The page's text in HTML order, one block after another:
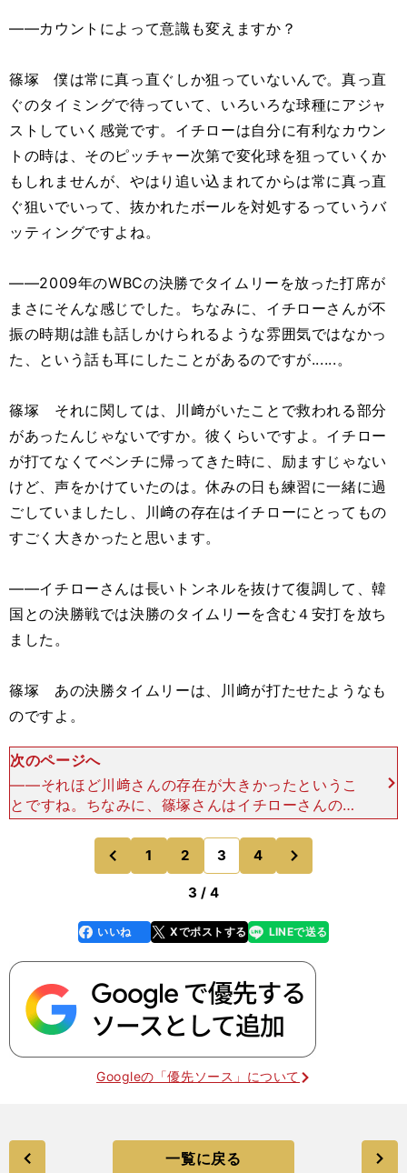
――カウントによって意識も変えますか？
篠塚 僕は常に真っ直ぐしか狙っていないんで。真っ直
ぐのタイミングで待っていて、いろいろな球種にアジャ
ストしていく感覚です。イチローは自分に有利なカウン
トの時は、そのピッチャー次第で変化球を狙っていくか
もしれませんが、やはり追い込まれてからは常に真っ直
ぐ狙いでいって、抜かれたボールを対処するっていうバ
ッティングですよね。
――2009年のWBCの決勝でタイムリーを放った打席が
まさにそんな感じでした。ちなみに、イチローさんが不
振の時期は誰も話しかけられるような雰囲気ではなかっ
た、という話も耳にしたことがあるのですが......。
篠塚 それに関しては、川﨑がいたことで救われる部分
があったんじゃないですか。彼くらいですよ。イチロー
が打てなくてベンチに帰ってきた時に、励ますじゃない
けど、声をかけていたのは。休みの日も練習に一緒に過
ごしていましたし、川﨑の存在はイチローにとってもの
すごく大きかったと思います。
――イチローさんは長いトンネルを抜けて復調して、韓
国との決勝戦では決勝のタイムリーを含む４安打を放ち
ました。
篠塚 あの決勝タイムリーは、川﨑が打たせたようなも
のですよ。
次のページへ
――それほど川﨑さんの存在が大きかったというこ
とですね。ちなみに、篠塚さんはイチローさんのあ
の打席をベンチからどう見ていましたか？篠塚 不
振の時はボール球を空振りしていましたが、あの打
席はけっこう球数
前
のページへ
1 2 3 4
のページへ
3 / 4
faceboo
k
いいね Xでポストする
line LINEで送る
Googleの「優先ソース」について
一覧に戻る